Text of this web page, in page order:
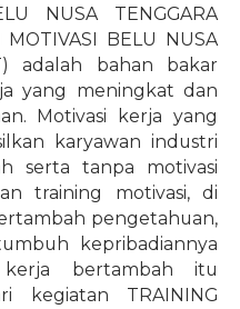
NUSA TENGGARA
BELU NUSA
adalah bahan bakar
yang meningkat dan
Motivasi kerja yang
karyawan industri
serta tanpa motivasi
training motivasi, di
pengetahuan,
kepribadiannya
kerja bertambah itu
kegiatan TRAINING